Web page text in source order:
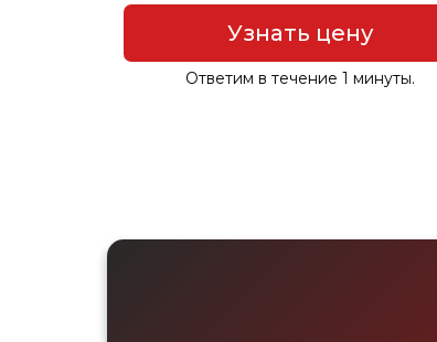
Узнать цену
Ответим в течение 1 минуты.